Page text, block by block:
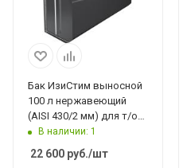
Бак ИзиСтим выносной
100 л нержавеющий
(AISI 430/2 мм) для т/о
(чёрный)
В наличии: 1
22 600 руб./шт